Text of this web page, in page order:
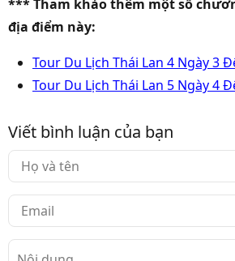
*** Tham khảo thêm một số
địa điểm này:
Tour Du Lịch Thái Lan 4 Ngày 3
Tour Du Lịch Thái Lan 5 Ngày 4
Viết bình luận của bạn